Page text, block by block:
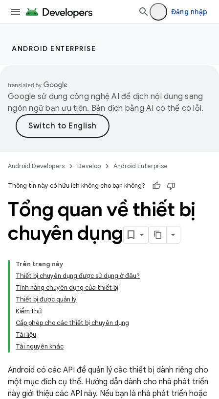
Đăng nhập
ANDROID ENTERPRISE
Google sử dụng công nghệ AI để dịch nội dung sang
ngôn ngữ bạn ưu tiên. Bản dịch bằng AI có thể có lỗi.
Android Developers Develop Android Enterprise
Thông tin này có hữu ích không cho bạn không?
Tổng quan về thiết bị
chuyên dụng
Trên trang này
Thiết bị chuyên dụng được sử dụng ở đâu?
Tính năng chuyên dụng của thiết bị
Thiết bị được quản lý
Kiểm thử
Cấp phép cho các thiết bị chuyên dụng
Tài liệu
Tài nguyên khác
Android có các API để quản lý các thiết bị dành riêng cho
một mục đích cụ thể. Hướng dẫn dành cho nhà phát triển
này giới thiệu các API này. Nếu bạn là nhà phát triển hoặc